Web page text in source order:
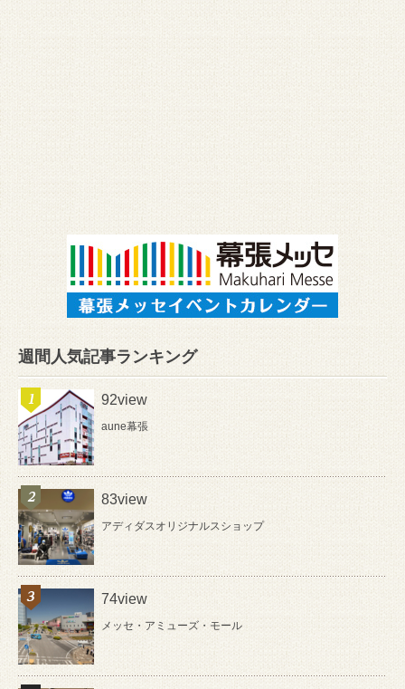
週間人気記事ランキング
92view
aune幕張
83view
アディダスオリジナルスショップ
74view
メッセ・アミューズ・モール